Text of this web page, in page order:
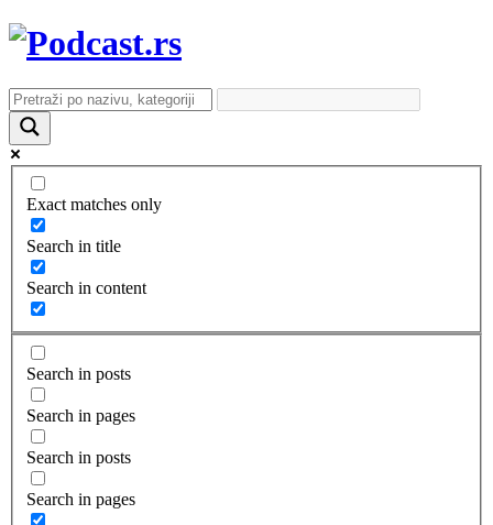
Exact matches only
Search in title
Search in content
Search in posts
Search in pages
Search in posts
Search in pages